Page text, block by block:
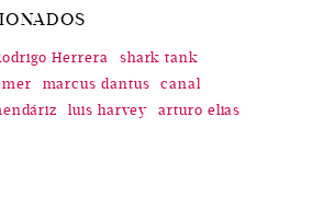
Herrera
shark tank
marcus dantus
canal
luis harvey
arturo elias